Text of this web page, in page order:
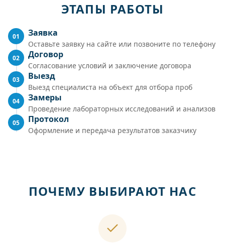
ЭТАПЫ РАБОТЫ
01 Заявка
Оставьте заявку на сайте или позвоните по телефону
02 Договор
Согласование условий и заключение договора
03 Выезд
Выезд специалиста на объект для отбора проб
04 Замеры
Проведение лабораторных исследований и анализов
05 Протокол
Оформление и передача результатов заказчику
ПОЧЕМУ ВЫБИРАЮТ НАС